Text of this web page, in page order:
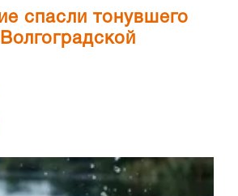
спасли тонувшего